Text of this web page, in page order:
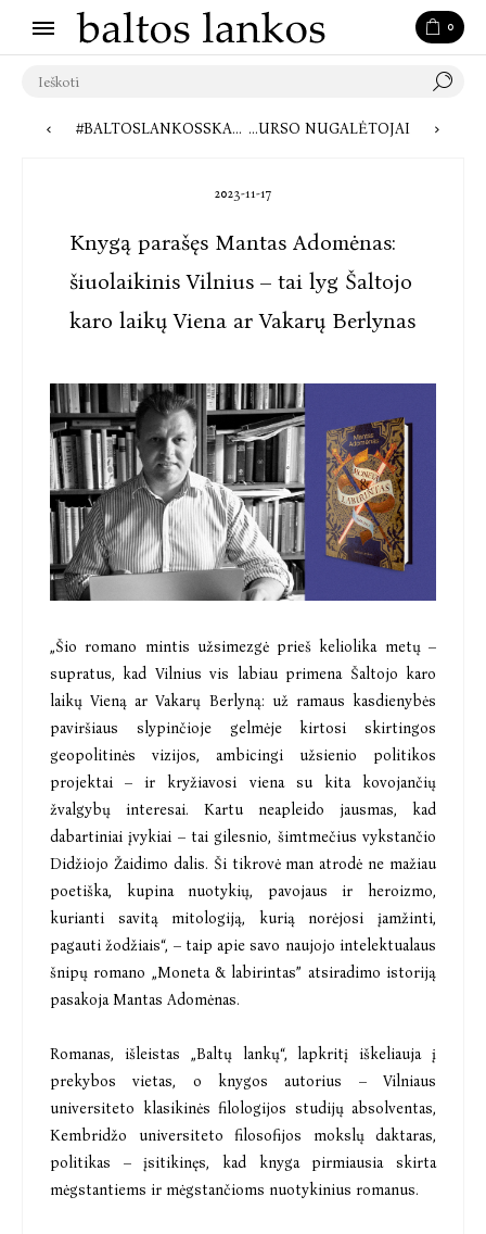
0
#BALTOSLANKOSSKAITO: YŌKO OGAWA „ATMINTIES POLICIJA“ PASKELBTI RAŠYTOJOS KRISTINOS SABALIAUSKAITĖS TRUMPOJO RAŠINIO „LITERATŪROS PAMOKA, APIE KURIĄ SVAJOČIAU“ KONKURSO NUGALĖTOJAI
2023-11-17
Knygą parašęs Mantas Adomėnas:
šiuolaikinis Vilnius – tai lyg Šaltojo
karo laikų Viena ar Vakarų Berlynas
„Šio romano mintis užsimezgė prieš keliolika metų –
supratus, kad Vilnius vis labiau primena Šaltojo karo
laikų Vieną ar Vakarų Berlyną: už ramaus kasdienybės
paviršiaus slypinčioje gelmėje kirtosi skirtingos
geopolitinės vizijos, ambicingi užsienio politikos
projektai – ir kryžiavosi viena su kita kovojančių
žvalgybų interesai. Kartu neapleido jausmas, kad
dabartiniai įvykiai – tai gilesnio, šimtmečius vykstančio
Didžiojo Žaidimo dalis. Ši tikrovė man atrodė ne mažiau
poetiška, kupina nuotykių, pavojaus ir heroizmo,
kurianti savitą mitologiją, kurią norėjosi įamžinti,
pagauti žodžiais“, – taip apie savo naujojo intelektualaus
šnipų romano „Moneta & labirintas” atsiradimo istoriją
pasakoja Mantas Adomėnas.
Romanas, išleistas „Baltų lankų“, lapkritį iškeliauja į
prekybos vietas, o knygos autorius – Vilniaus
universiteto klasikinės filologijos studijų absolventas,
Kembridžo universiteto filosofijos mokslų daktaras,
politikas – įsitikinęs, kad knyga pirmiausia skirta
mėgstantiems ir mėgstančioms nuotykinius romanus.